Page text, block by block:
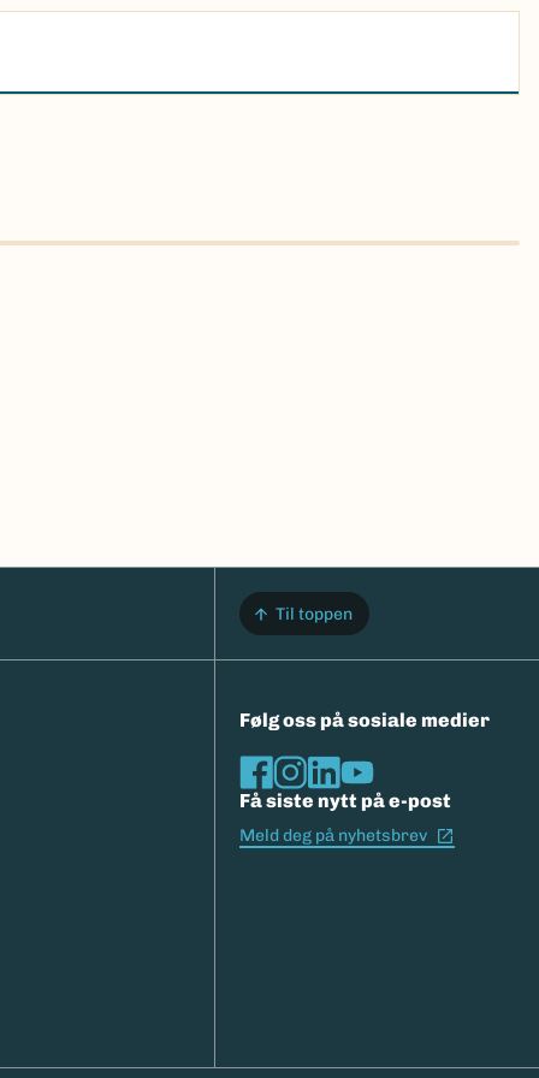
Til toppen
Følg oss på sosiale medier
Få siste nytt på e-post
Meld deg på nyhetsbrev